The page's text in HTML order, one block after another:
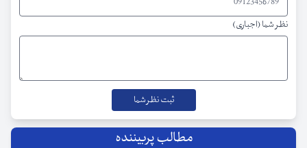
نظر شما (اجباری)
مطالب پربیننده